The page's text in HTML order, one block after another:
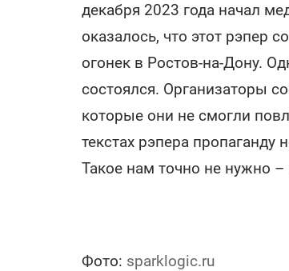
декабря 2023 года начал
оказалось, что этот рэпер
огонек в Ростов-на-Дону.
состоялся. Организаторы
которые они не смогли
текстах рэпера
Такое нам точно не нужно
Фото: sparklogic.ru